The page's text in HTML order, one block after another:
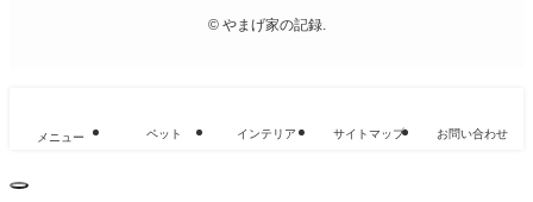
©やまげ家の記録.
メニュー ペット インテリア サイトマップ お問い合わせ